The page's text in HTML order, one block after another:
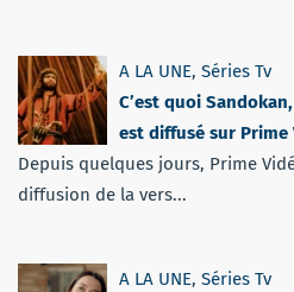
A LA UNE, Séries Tv
C’est quoi
est diffusé sur Prime
Depuis quelques jours, Prime
diffusion de la vers...
A LA UNE, Séries Tv